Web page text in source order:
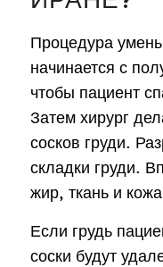
Процедура
начинается с
чтобы пациент
Затем хирург
сосков груди.
складки груди.
жир, ткань и
Если грудь
соски будут